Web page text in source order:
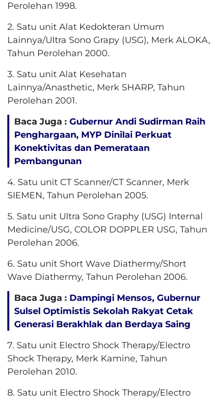
Perolehan 1998.
2. Satu unit Alat Kedokteran Umum
Lainnya/Ultra Sono Grapy (USG), Merk ALOKA,
Tahun Perolehan 2000.
3. Satu unit Alat Kesehatan
Lainnya/Anasthetic, Merk SHARP, Tahun
Perolehan 2001.
Baca Juga : Gubernur Andi Sudirman Raih
Penghargaan, MYP Dinilai Perkuat
Konektivitas dan Pemerataan
Pembangunan
4. Satu unit CT Scanner/CT Scanner, Merk
SIEMEN, Tahun Perolehan 2005.
5. Satu unit Ultra Sono Graphy (USG) Internal
Medicine/USG, COLOR DOPPLER USG, Tahun
Perolehan 2006.
6. Satu unit Short Wave Diathermy/Short
Wave Diathermy, Tahun Perolehan 2006.
Baca Juga : Dampingi Mensos, Gubernur
Sulsel Optimistis Sekolah Rakyat Cetak
Generasi Berakhlak dan Berdaya Saing
7. Satu unit Electro Shock Therapy/Electro
Shock Therapy, Merk Kamine, Tahun
Perolehan 2010.
8. Satu unit Electro Shock Therapy/Electro